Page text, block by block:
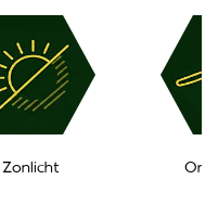
Zonlicht